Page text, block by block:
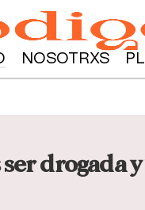
NOSOTRXS
drogada